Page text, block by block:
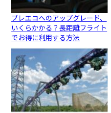
プレエコへのアップグレード、
いくらかかる？長距離フライト
でお得に利用する方法